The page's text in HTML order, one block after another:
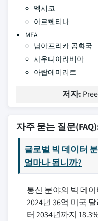
멕시코
아르헨티나
MEA
남아프리카 공화국
사우디아라비아
아랍에미리트
저자:
자주 묻는 질문
글로벌 빅 데이터
얼마나 됩니까?
통신 분야의 빅 데
2024년 36억 미국
터 2034년까지